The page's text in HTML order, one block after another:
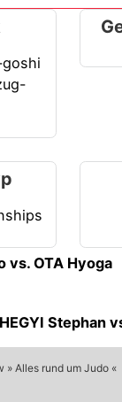
vs. OTA Hyoga
HEGYI Stephan
Alles rund um Judo «